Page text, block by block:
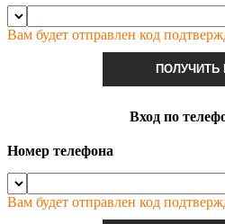
Вам будет отправлен код
ПОЛУЧИТЬ
Вход по
Номер телефона
Вам будет отправлен код